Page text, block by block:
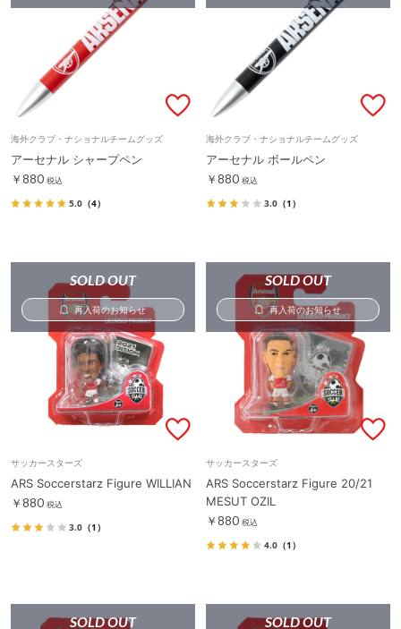
海外クラブ・ナショナルチームグッズ
アーセナル シャープペン
￥880 税込
5.0 （4）
海外クラブ・ナショナルチームグッズ
アーセナル ボールペン
￥880 税込
3.0 （1）
SOLD OUT
再入荷のお知らせ
サッカースターズ
ARS Soccerstarz Figure WILLIAN
￥880 税込
3.0 （1）
SOLD OUT
再入荷のお知らせ
サッカースターズ
ARS Soccerstarz Figure 20/21
MESUT OZIL
￥880 税込
4.0 （1）
SOLD OUT SOLD OUT